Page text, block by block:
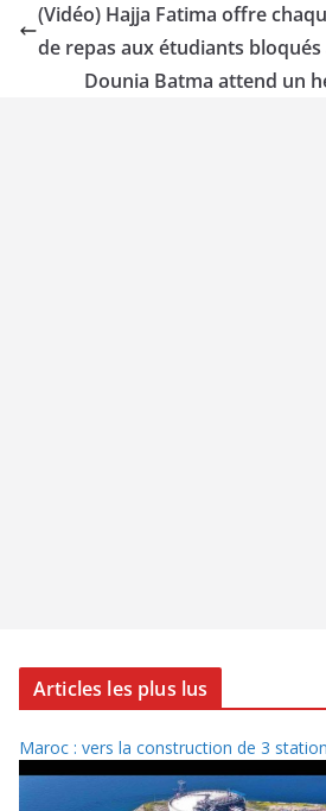
(Vidéo) Hajja Fatima offre
de repas aux étudiants bloqués
Dounia Batma attend un
Articles les plus lus
Maroc : vers la construction de 3